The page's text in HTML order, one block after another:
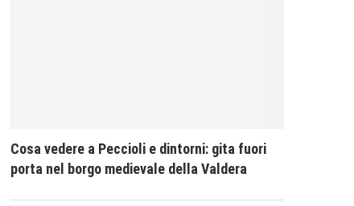
Cosa vedere a Peccioli e dintorni: gita fuori
porta nel borgo medievale della Valdera